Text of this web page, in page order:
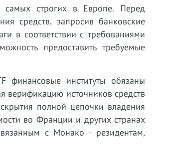
строгих в Европе. Перед
средств, запросив банковские
в соответствии с требованиями
предоставить требуемые
финансовые институты обязаны
верификацию источников средств
полной цепочки владения
во Франции и других странах
с Монако - резидентам,